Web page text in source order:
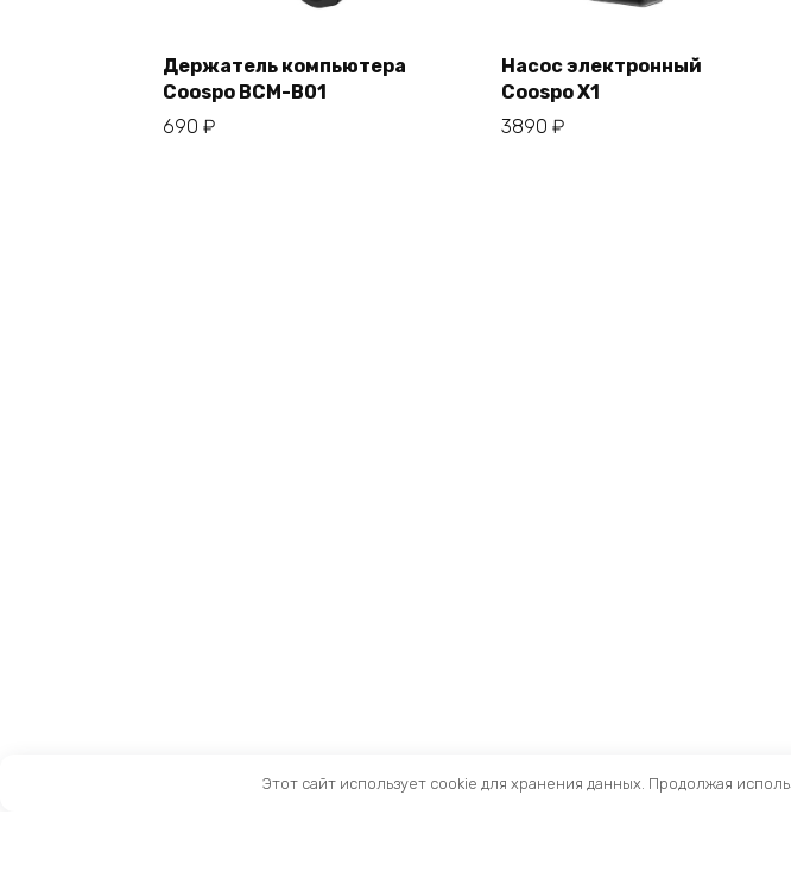
Держатель компьютера
Coospo BCM-B01
690 ₽
Насос электронный
Coospo X1
3890 ₽
Этот сайт использует cookie для хранения данных. Продолжая